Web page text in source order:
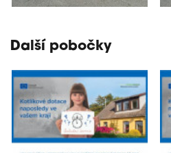
Další pobočky